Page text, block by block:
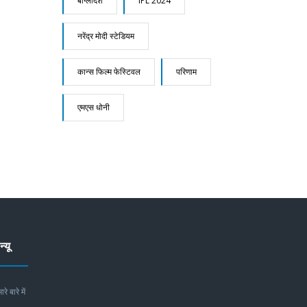
नरेंद्र मोदी स्टेडियम
कान्स फिल्म फेस्टिवल परिणाम
एमएस धोनी
बारे में